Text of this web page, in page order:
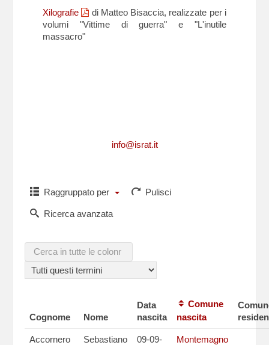
Xilografie
di Matteo Bisaccia, realizzate per i
volumi "Vittime di guerra" e "L'inutile
massacro"
info@israt.it
Raggruppato per Pulisci
Ricerca avanzata
Cognome Nome
Data
nascita
Comune
nascita
Accornero Sebastiano
09-09-
Montemagno